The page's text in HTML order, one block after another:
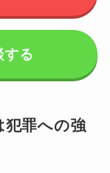
する
犯罪への強